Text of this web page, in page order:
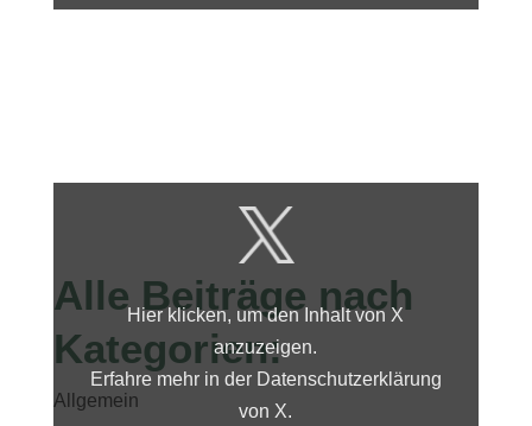
Hier klicken, um den Inhalt von X
anzuzeigen.
Erfahre mehr in der Datenschutzerklärung
von X.
Alle Beiträge nach
Kategorien:
Allgemein